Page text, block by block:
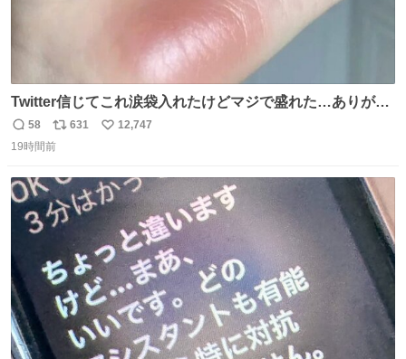
Twitter信じてこれ涙袋入れたけどマジで盛れた…ありがと
う…
返
信
58
リ
ポ
ト
数
631
い
数
12,747
19時間前